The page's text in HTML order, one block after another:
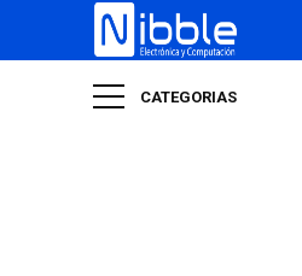
CATEGORIAS